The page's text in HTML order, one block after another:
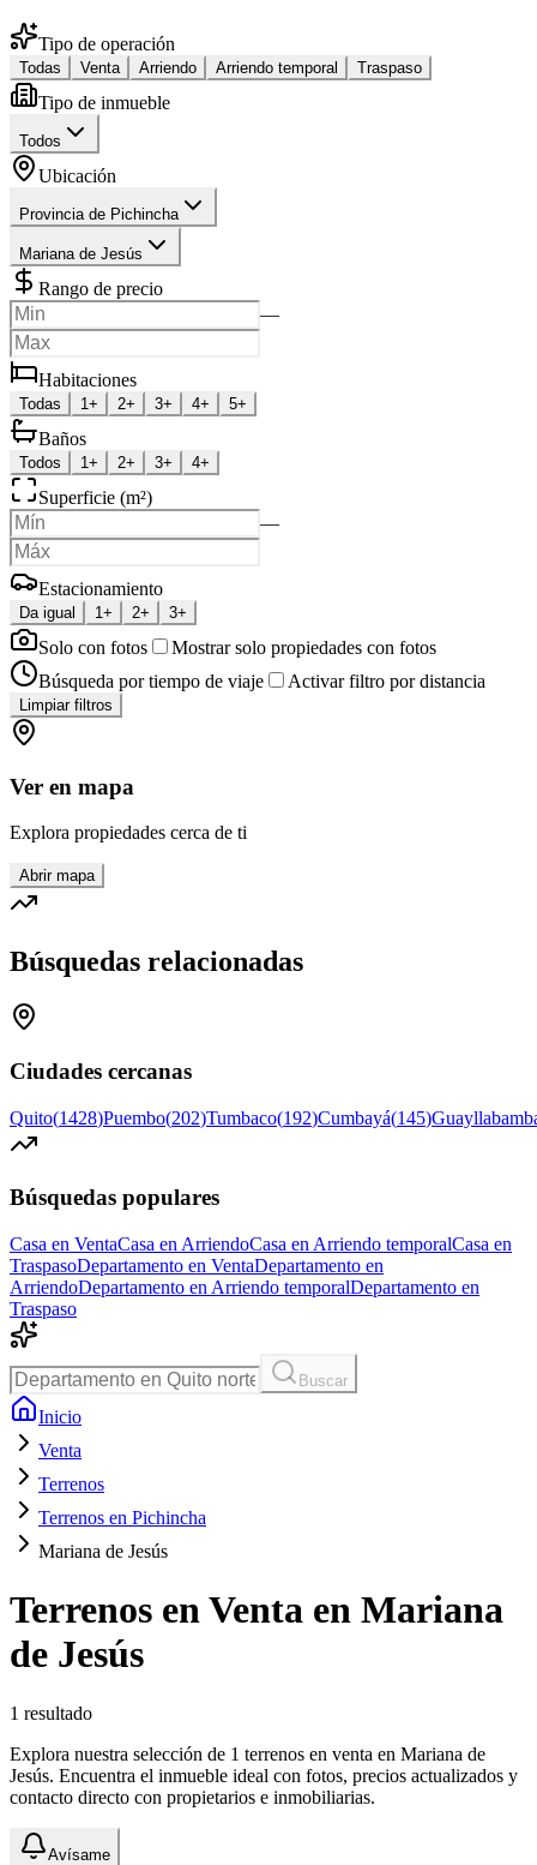
Tipo de operación
Todas Venta Arriendo Arriendo temporal Traspaso
Tipo de inmueble
Todos
Ubicación
Provincia de Pichincha
Mariana de Jesús
Rango de precio
—
Habitaciones
Todas 1+ 2+ 3+ 4+ 5+
Baños
Todos 1+ 2+ 3+ 4+
Superficie (m²)
—
Estacionamiento
Da igual 1+ 2+ 3+
Solo con fotos
Mostrar solo propiedades con fotos
Búsqueda por tiempo de viaje
Activar filtro por distancia
Limpiar filtros
Ver en mapa
Explora propiedades cerca de ti
Abrir mapa
Búsquedas relacionadas
Ciudades cercanas
Quito(1428)Puembo(202)Tumbaco(192)Cumbayá(145)
Búsquedas populares
Casa en VentaCasa en ArriendoCasa en Arriendo temporalCasa en
TraspasoDepartamento en VentaDepartamento en
ArriendoDepartamento en Arriendo temporalDepartamento en
Traspaso
Buscar
Inicio
Venta
Terrenos
Terrenos en Pichincha
Mariana de Jesús
Terrenos en Venta en Mariana
de Jesús
1 resultado
Explora nuestra selección de 1 terrenos en venta en Mariana de
Jesús. Encuentra el inmueble ideal con fotos, precios actualizados y
contacto directo con propietarios e inmobiliarias.
Avísame